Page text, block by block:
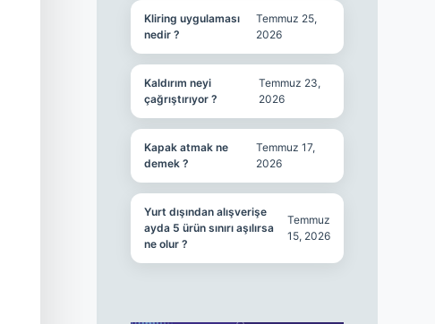
Kliring uygulaması
nedir ?
Temmuz 25,
2026
Kaldırım neyi
çağrıştırıyor ?
Temmuz 23,
2026
Kapak atmak ne
demek ?
Temmuz 17,
2026
Yurt dışından alışverişe
ayda 5 ürün sınırı aşılırsa
ne olur ?
Temmuz
15, 2026